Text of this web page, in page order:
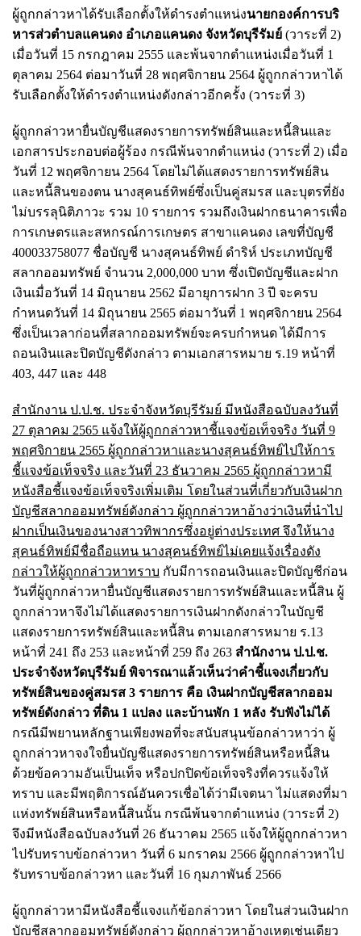
ผู้ถูกกล่าวหาได้รับเลือกตั้งให้ดำรงตำแหน่งนายกองค์การบริ
หารส่วตำบลแคนดง อำเภอแคนดง จังหวัดบุรีรัมย์ (วาระที่ 2)
เมื่อวันที่ 15 กรกฎาคม 2555 และพ้นจากตำแหน่งเมื่อวันที่ 1
ตุลาคม 2564 ต่อมาวันที่ 28 พฤศจิกายน 2564 ผู้ถูกกล่าวหาได้
รับเลือกตั้งให้ดำรงตำแหน่งดังกล่าวอีกครั้ง (วาระที่ 3)
ผู้ถูกกล่าวหายื่นบัญชีแสดงรายการทรัพย์สินและหนี้สินและ
เอกสารประกอบต่อผู้ร้อง กรณีพ้นจากตำแหน่ง (วาระที่ 2) เมื่อ
วันที่ 12 พฤศจิกายน 2564 โดยไม่ได้แสดงรายการทรัพย์สิน
และหนี้สินของตน นางสุคนธ์ทิพย์ซึ่งเป็นคู่สมรส และบุตรที่ยัง
ไม่บรรลุนิติภาวะ รวม 10 รายการ รวมถึงเงินฝากธนาคารเพื่อ
การเกษตรและสหกรณ์การเกษตร สาขาแคนดง เลขที่บัญชี
400033758077 ชื่อบัญชี นางสุคนธ์ทิพย์ ดำริห์ ประเภทบัญชี
สลากออมทรัพย์ จำนวน 2,000,000 บาท ซึ่งเปิดบัญชีและฝาก
เงินเมื่อวันที่ 14 มิถุนายน 2562 มีอายุการฝาก 3 ปี จะครบ
กำหนดวันที่ 14 มิถุนายน 2565 ต่อมาวันที่ 1 พฤศจิกายน 2564
ซึ่งเป็นเวลาก่อนที่สลากออมทรัพย์จะครบกำหนด ได้มีการ
ถอนเงินและปิดบัญชีดังกล่าว ตามเอกสารหมาย ร.19 หน้าที่
403, 447 และ 448
สำนักงาน ป.ป.ช. ประจำจังหวัดบุรีรัมย์ มีหนังสือฉบับลงวันที่
27 ตุลาคม 2565 แจ้งให้ผู้ถูกกล่าวหาชี้แจงข้อเท็จจริง วันที่ 9
พฤศจิกายน 2565 ผู้ถูกกล่าวหาและนางสุคนธ์ทิพย์ไปให้การ
ชี้แจงข้อเท็จจริง และวันที่ 23 ธันวาคม 2565 ผู้ถูกกล่าวหามี
หนังสือชี้แจงข้อเท็จจริงเพิ่มเติม โดยในส่วนที่เกี่ยวกับเงินฝาก
บัญชีสลากออมทรัพย์ดังกล่าว ผู้ถูกกล่าวหาอ้างว่าเงินที่นำไป
ฝากเป็นเงินของนางสาวทิพากรซึ่งอยู่ต่างประเทศ จึงให้นาง
สุคนธ์ทิพย์มีชื่อถือแทน นางสุคนธ์ทิพย์ไม่เคยแจ้งเรื่องดัง
กล่าวให้ผู้ถูกกล่าวหาทราบ กับมีการถอนเงินและปิดบัญชีก่อน
วันที่ผู้ถูกกล่าวหายื่นบัญชีแสดงรายการทรัพย์สินและหนี้สิน ผู้
ถูกกล่าวหาจึงไม่ได้แสดงรายการเงินฝากดังกล่าวในบัญชี
แสดงรายการทรัพย์สินและหนี้สิน ตามเอกสารหมาย ร.13
หน้าที่ 241 ถึง 253 และหน้าที่ 259 ถึง 263 สำนักงาน ป.ป.ช.
ประจำจังหวัดบุรีรัมย์ พิจารณาแล้วเห็นว่าคำชี้แจงเกี่ยวกับ
ทรัพย์สินของคู่สมรส 3 รายการ คือ เงินฝากบัญชีสลากออม
ทรัพย์ดังกล่าว ที่ดิน 1 แปลง และบ้านพัก 1 หลัง รับฟังไม่ได้
กรณีมีพยานหลักฐานเพียงพอที่จะสนับสนุนข้อกล่าวหาว่า ผู้
ถูกกล่าวหาจงใจยื่นบัญชีแสดงรายการทรัพย์สินหรือหนี้สิน
ด้วยข้อความอันเป็นเท็จ หรือปกปิดข้อเท็จจริงที่ควรแจ้งให้
ทราบ และมีพฤติการณ์อันควรเชื่อได้ว่ามีเจตนา ไม่แสดงที่มา
แห่งทรัพย์สินหรือหนี้สินนั้น กรณีพ้นจากตำแหน่ง (วาระที่ 2)
จึงมีหนังสือฉบับลงวันที่ 26 ธันวาคม 2565 แจ้งให้ผู้ถูกกล่าวหา
ไปรับทราบข้อกล่าวหา วันที่ 6 มกราคม 2566 ผู้ถูกกล่าวหาไป
รับทราบข้อกล่าวหา และวันที่ 16 กุมภาพันธ์ 2566
ผู้ถูกกล่าวหามีหนังสือชี้แจงแก้ข้อกล่าวหา โดยในส่วนเงินฝาก
บัญชีสลากออมทรัพย์ดังกล่าว ผู้ถูกกล่าวหาอ้างเหตุเช่นเดียว